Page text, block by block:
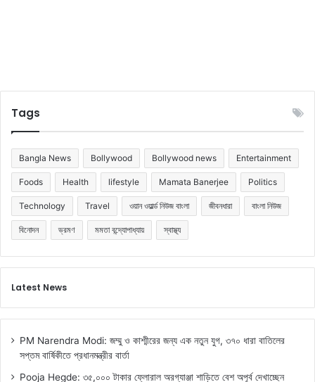
তি
সে
১
০
টা
সা
শ্র
হ
Tags
Bangla News Bollywood Bollywood news Entertainment
Foods Health lifestyle Mamata Banerjee Politics
Technology Travel ওয়ান ওয়ার্ল্ড নিউজ বাংলা জীবনধারা বাংলা নিউজ
বিনোদন ভ্রমণ মমতা বন্দ্যোপাধ্যায় স্বাস্থ্য
Latest News
PM Narendra Modi: জম্মু ও কাশ্মীরের জন্য এক নতুন যুগ, ৩৭০ ধারা বাতিলের
সপ্তম বার্ষিকীতে প্রধানমন্ত্রীর বার্তা
Pooja Hegde: ৩৫,০০০ টাকার ফ্লোরাল অরগ্যাঞ্জা শাড়িতে বেশ অপূর্ব দেখাচ্ছেন